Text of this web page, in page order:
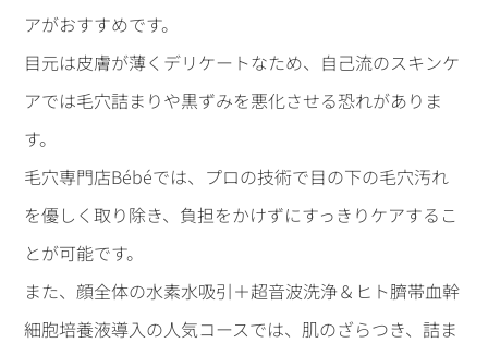
アがおすすめです。
目元は皮膚が薄くデリケートなため、自己流のスキンケ
アでは毛穴詰まりや黒ずみを悪化させる恐れがありま
す。
毛穴専門店Bébéでは、プロの技術で目の下の毛穴汚れ
を優しく取り除き、負担をかけずにすっきりケアするこ
とが可能です。
また、顔全体の水素水吸引＋超音波洗浄＆ヒト臍帯血幹
細胞培養液導入の人気コースでは、肌のざらつき、詰ま